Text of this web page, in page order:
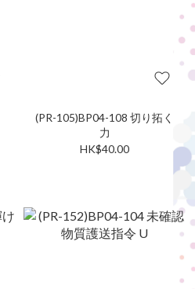
(PR-105)BP04-108 切り拓く
力
HK$40.00